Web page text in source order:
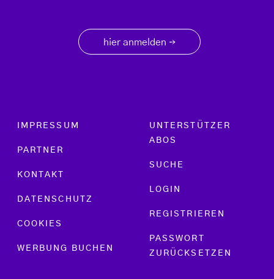
hier anmelden →
Footer menu
IMPRESSUM
PARTNER
KONTAKT
DATENSCHUTZ
COOKIES
WERBUNG BUCHEN
UNTERSTÜTZER
ABOS
SUCHE
LOGIN
REGISTRIEREN
PASSWORT
ZURÜCKSETZEN